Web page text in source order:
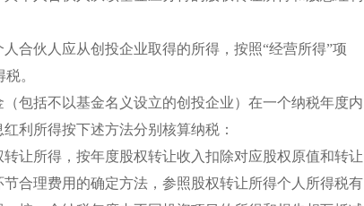
伙人应从创投企业取得的所得，按照“经营所得”项
。
括不以基金名义设立的创投企业）在一个纳税年度内
利所得按下述方法分别核算纳税：
所得，按年度股权转让收入扣除对应股权原值和转让
合理费用的确定方法，参照股权转让所得个人所得税有